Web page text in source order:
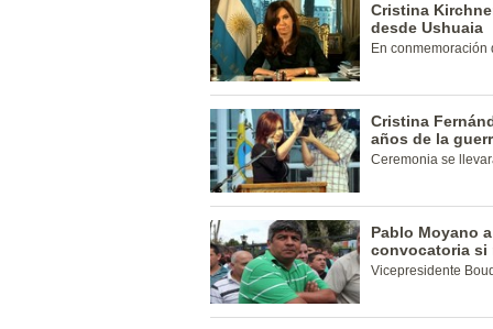
Cristina
desde Ushuaia
En
Cristina
años de la
Ceremonia se
Pablo Moyano
convocatoria si
Vicepresidente